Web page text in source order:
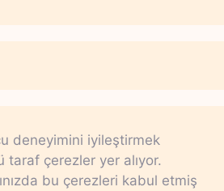
deneyimini iyileştirmek
taraf çerezler yer alıyor.
bu çerezleri kabul etmiş